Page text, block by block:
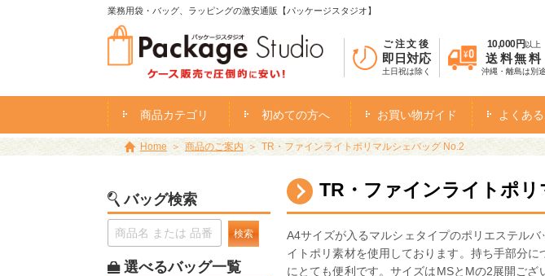
業務用袋・バッグ、ラッピングの激安通販【パッケージスタジオ】
ご注文後
即日対応
土日祝は除く
10,000円 以上
送料無料
沖縄・離島は別途
商品カテゴリ 初めての方へ お買い物ガイド よくあ
Home 商品のご案内 TR・ファインライトポリマルシェバッグ No.2
TR・ファインライトポ
A4サイズが入るマルシェタイプのポリエステル
イトポリ素材を使用しております。持ち手部分
にとても便利です。サイズはMSとMの2展開ご
バッグ検索
検索
選べるバッグ一覧